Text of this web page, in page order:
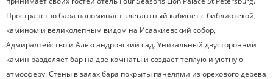
Пространство бара напоминает элегантный кабинет с библиотекой,
камином и великолепным видом на Исаакиевский собор,
Адмиралтейство и Александровский сад. Уникальный двусторонний
камин разделяет бар на две комнаты и создает теплую и уютную
атмосферу. Стены в залах бара покрыты панелями из орехового дерева